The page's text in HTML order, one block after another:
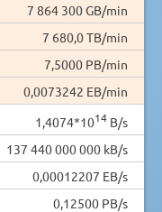
7 864 300 GB/min
7 680,0 TB/min
7,5000 PB/min
0,0073242 EB/min
1,4074*1014 B/s
137 440 000 000 kB/s
0,00012207 EB/s
0,12500 PB/s